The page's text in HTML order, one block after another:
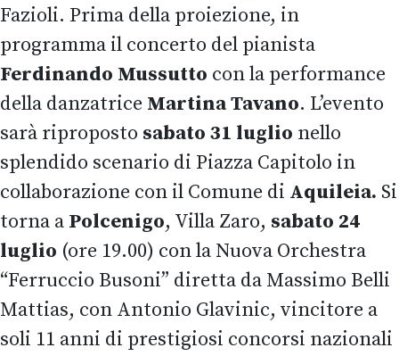
Fazioli. Prima della proiezione, in
programma il concerto del pianista
Ferdinando Mussutto con la performance
della danzatrice Martina Tavano. L’evento
sarà riproposto sabato 31 luglio nello
splendido scenario di Piazza Capitolo in
collaborazione con il Comune di Aquileia. Si
torna a Polcenigo, Villa Zaro, sabato 24
luglio (ore 19.00) con la Nuova Orchestra
“Ferruccio Busoni” diretta da Massimo Belli
Mattias, con Antonio Glavinic, vincitore a
soli 11 anni di prestigiosi concorsi nazionali